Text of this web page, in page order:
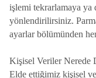
işlemi tekrarlamaya ya
yönlendirilirsiniz.
ayarlar bölümünden
Kişisel Veriler Nerede
Elde ettiğimiz kişisel